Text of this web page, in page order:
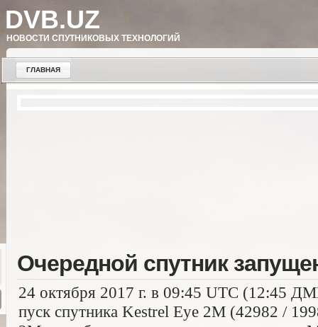
DVB.UZ
НОВОСТИ СПУТНИКОВЫХ ТЕХНОЛОГИЙ
ГЛАВНАЯ
Очередной спутник
24 октября 2017 г. в 09:45 UTC (12:45
пуск спутника Kestrel Eye 2M (42982 /